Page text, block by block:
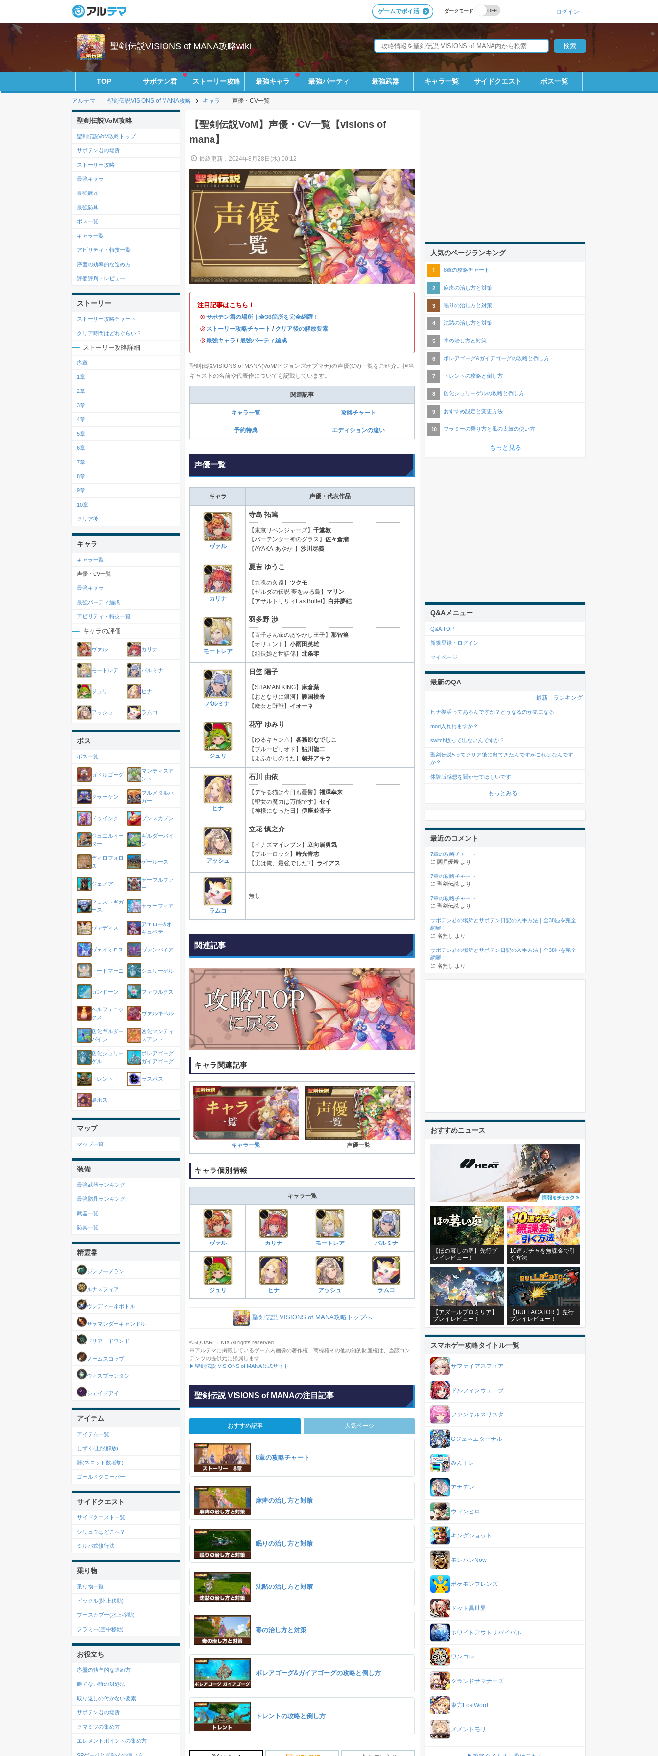
ダークモード
ゲームでポイ活 ログイン
聖剣伝説VISIONS of MANA攻略wiki
TOP サボテン君 ストーリー攻略 最強キャラ 最強パーティ 最強武器 キャラ一覧 サイドクエスト ボス一覧
アルテマ 聖剣伝説VISIONS of MANA攻略 キャラ 声優・CV一覧
【聖剣伝説VoM】声優・CV一覧【visions of
mana】
最終更新：2024年8月28日(水) 00:12
注目記事はこちら！
・サボテン君の場所｜全38箇所を完全網羅！
・ ストーリー攻略チャート / クリア後の解放要素
・最強キャラ / 最強パーティ編成
聖剣伝説VISIONS of MANA(VoM/ビジョンズオブマナ)の声優(CV)一覧をご紹介。担当
キャストの名前や代表作についても記載しています。
関連記事
キャラ一覧 攻略チャート
予約特典 エディションの違い
声優一覧
キャラ 声優・代表作品
ヴァル
寺島 拓篤
【東京リベンジャーズ】 千堂敦
【バーテンダー神のグラス】 佐々倉溜
【AYAKA-あやか-】 沙川尽義
カリナ
夏吉 ゆうこ
【九魂の久遠】 ツクモ
【ゼルダの伝説 夢をみる島】 マリン
【アサルトリリィLastBullet】 白井夢結
モートレア
羽多野 渉
【百千さん家のあやかし王子】 那智篁
【オリエント】 小雨田英雄
【組長娘と世話係】 北条零
パルミナ
日笠 陽子
【SHAMAN KING】 麻倉葉
【おとなりに銀河】 護国桃香
【魔女と野獣】 イオーネ
ジュリ
花守 ゆみり
【ゆるキャン△】 各務原なでしこ
【ブルーピリオド】 鮎川龍二
【よふかしのうた】 朝井アキラ
ヒナ
石川 由依
【デキる猫は今日も憂鬱】 福澤幸来
【聖女の魔力は万能です】 セイ
【神様になった日】 伊座並杏子
アッシュ
立花 慎之介
【イナズマイレブン】 立向居勇気
【ブルーロック】 時光青志
【実は俺、最強でした?】 ライアス
ラムコ
無し
関連記事
キャラ関連記事
キャラ一覧 声優一覧
キャラ個別情報
キャラ一覧
ヴァル カリナ モートレア パルミナ
ジュリ ヒナ アッシュ ラムコ
聖剣伝説 VISIONS of MANA攻略トップへ
©SQUARE ENIX All rights reserved.
※アルテマに掲載しているゲーム内画像の著作権、商標権その他の知的財産権は、当該コン
テンツの提供元に帰属します
▶聖剣伝説 VISIONS of MANA公式サイト
聖剣伝説 VISIONS of MANAの注目記事
おすすめ記事 人気ページ
8章の攻略チャート
麻痺の治し方と対策
眠りの治し方と対策
沈黙の治し方と対策
毒の治し方と対策
ボレアゴーグ&ガイアゴーグの攻略と倒し方
トレントの攻略と倒し方
聖剣伝説VoM攻略
聖剣伝説VoM攻略トップ
サボテン君の場所
ストーリー攻略
最強キャラ
最強武器
最強防具
ボス一覧
キャラ一覧
アビリティ・特技一覧
序盤の効率的な進め方
評価評判・レビュー
ストーリー
ストーリー攻略チャート
クリア時間はどれぐらい？
ストーリー攻略詳細
序章
1章
2章
3章
4章
5章
6章
7章
8章
9章
10章
クリア後
キャラ
キャラ一覧
声優・CV一覧
最強キャラ
最強パーティ編成
アビリティ・特技一覧
キャラの評価
ヴァル カリナ
モートレア パルミナ
ジュリ ヒナ
アッシュ ラムコ
ボス
ボス一覧
ガドルゴーグ
マンティスア
ント
クラーケン
フルメタルハ
ガー
ドゥインク プンスカプン
ジュエルイー
ター
ギルダーバイ
ン
ディロフォロ
ス
ゲールース
ジェノア
ゼーブルファ
ー
フロストギガ
ース
セラーフィア
ヴァディス
アエロー&オ
キュペテ
ヴェイオロス ヴァンパイア
トートマーニ シュリーゲル
ガンドーン ファウルクス
ヘルフェニッ
クス
ヴァルキベル
凶化ギルダー
バイン
凶化マンティ
スアント
凶化シュリー
ゲル
ボレアゴーグ
ガイアゴーグ
トレント ラスボス
裏ボス
マップ
マップ一覧
装備
最強武器ランキング
最強防具ランキング
武器一覧
防具一覧
精霊器
ジンブーメラン
ルナスフィア
ウンディーネボトル
サラマンダーキャンドル
ドリアードワンド
ノームスコップ
ウィスプランタン
シェイドアイ
アイテム
アイテム一覧
しずく(上限解放)
器(スロット数増加)
ゴールドクローバー
サイドクエスト
サイドクエスト一覧
シリュウはどこへ？
ミルパ式修行法
乗り物
乗り物一覧
ピックル(陸上移動)
ブースカブー(水上移動)
フラミー(空中移動)
お役立ち
序盤の効率的な進め方
勝てない時の対処法
取り返しの付かない要素
サボテン君の場所
クマミツの集め方
エレメントポイントの集め方
SPゲージと必殺技の使い方
人気のページランキング
8章の攻略チャート
麻痺の治し方と対策
眠りの治し方と対策
沈黙の治し方と対策
毒の治し方と対策
ボレアゴーグ&ガイアゴーグの攻略と倒し方
トレントの攻略と倒し方
凶化シュリーゲルの攻略と倒し方
おすすめ設定と変更方法
フラミーの乗り方と風の太鼓の使い方
もっと見る
Q&Aメニュー
Q&A TOP
新規登録・ログイン
マイページ
最新のQA
最新 ランキング
ヒナ復活ってあるんですか？どうなるのか気になる
mod入れれますか？
switch版って出ないんですか？
聖剣伝説5ってクリア後に出てきたんですがこれはなんです
か？
体験版感想を聞かせてほしいです
もっとみる
最近のコメント
7章の攻略チャート
に 関戸優希 より
7章の攻略チャート
に 聖剣伝説 より
7章の攻略チャート
に 聖剣伝説 より
サボテン君の場所とサボテン日記の入手方法｜全38匹を完全
網羅！
に 名無し より
サボテン君の場所とサボテン日記の入手方法｜全38匹を完全
網羅！
に 名無し より
おすすめニュース
【ほの暮しの庭】先行プ
レイレビュー！
10連ガチャを無課金で引
く方法
【アズールプロミリア】
プレイレビュー！
【BULLACATOR 】先行
プレイレビュー！
スマホゲー攻略タイトル一覧
サファイアスフィア
ドルフィンウェーブ
ファンキルスリスタ
Gジェネエターナル
みんトレ
アナデン
ウィンヒロ
キングショット
モンハンNow
ポケモンフレンズ
ドット異世界
ホワイトアウトサバイバル
ワンコレ
グランドサマナーズ
東方LostWord
メメントモリ